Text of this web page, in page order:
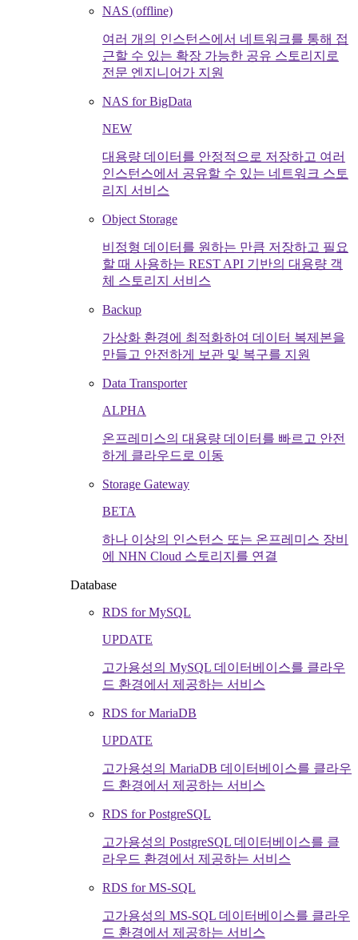
NAS (offline)
여러 개의 인스턴스에서 네트워크를 통해 접
근할 수 있는 확장 가능한 공유 스토리지로
전문 엔지니어가 지원
NAS for BigData
NEW
대용량 데이터를 안정적으로 저장하고 여러
인스턴스에서 공유할 수 있는 네트워크 스토
리지 서비스
Object Storage
비정형 데이터를 원하는 만큼 저장하고 필요
할 때 사용하는 REST API 기반의 대용량 객
체 스토리지 서비스
Backup
가상화 환경에 최적화하여 데이터 복제본을
만들고 안전하게 보관 및 복구를 지원
Data Transporter
ALPHA
온프레미스의 대용량 데이터를 빠르고 안전
하게 클라우드로 이동
Storage Gateway
BETA
하나 이상의 인스턴스 또는 온프레미스 장비
에 NHN Cloud 스토리지를 연결
Database
RDS for MySQL
UPDATE
고가용성의 MySQL 데이터베이스를 클라우
드 환경에서 제공하는 서비스
RDS for MariaDB
UPDATE
고가용성의 MariaDB 데이터베이스를 클라우
드 환경에서 제공하는 서비스
RDS for PostgreSQL
고가용성의 PostgreSQL 데이터베이스를 클
라우드 환경에서 제공하는 서비스
RDS for MS-SQL
고가용성의 MS-SQL 데이터베이스를 클라우
드 환경에서 제공하는 서비스